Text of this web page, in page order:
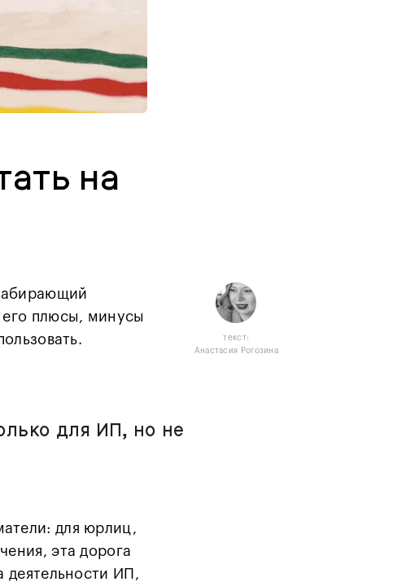
на
его плюсы, минусы
текст:
Анастасия Рогозина
для ИП, но не
для юрлиц,
эта дорога
деятельности ИП,